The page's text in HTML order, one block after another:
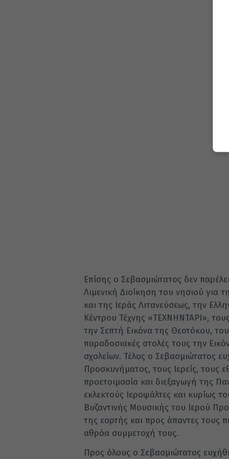
Επίσης ο Σεβασμιώτατος δεν
Λιμενική Διοίκηση του νησιού για
και της Ιεράς Λιτανεύσεως, την
Κέντρου Τέχνης «ΤΕΧΝΗΝΤΑΡΙ»,
την Σεπτή Εικόνα της Θεοτόκου,
παραδοσιακές στολές τους την
σχολείων. Τέλος ο Σεβασμιώτατος
Προσκυνήματος, τους Ιερείς, τους
προετοιμασία και διεξαγωγή της
εκλεκτούς Ιεροψάλτες και κυρίως
Βυζαντινής Μουσικής του Ιερού
της εορτής και προς άπαντες τους
αθρόα συμμετοχή τους.
Προς όλους ο Σεβασμιώτατος